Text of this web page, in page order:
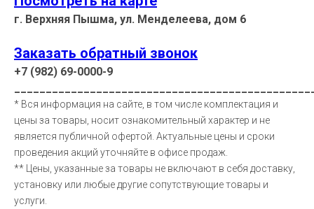
г. Верхняя Пышма, ул. Менделеева, дом 6
Заказать обратный звонок
+7 (982) 69-0000-9
* Вся информация на сайте, в том числе комплектация и
цены за товары, носит ознакомительный характер и не
является публичной офертой. Актуальные цены и сроки
проведения акций уточняйте в офисе продаж.
** Цены, указанные за товары не включают в себя доставку,
установку или любые другие сопутствующие товары и
услуги.